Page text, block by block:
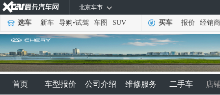
北京车市
选车 新车 导购•试驾 车图 SUV 买车 报价 经销商
首页 车型报价 公司介绍 维修服务 二手车 店